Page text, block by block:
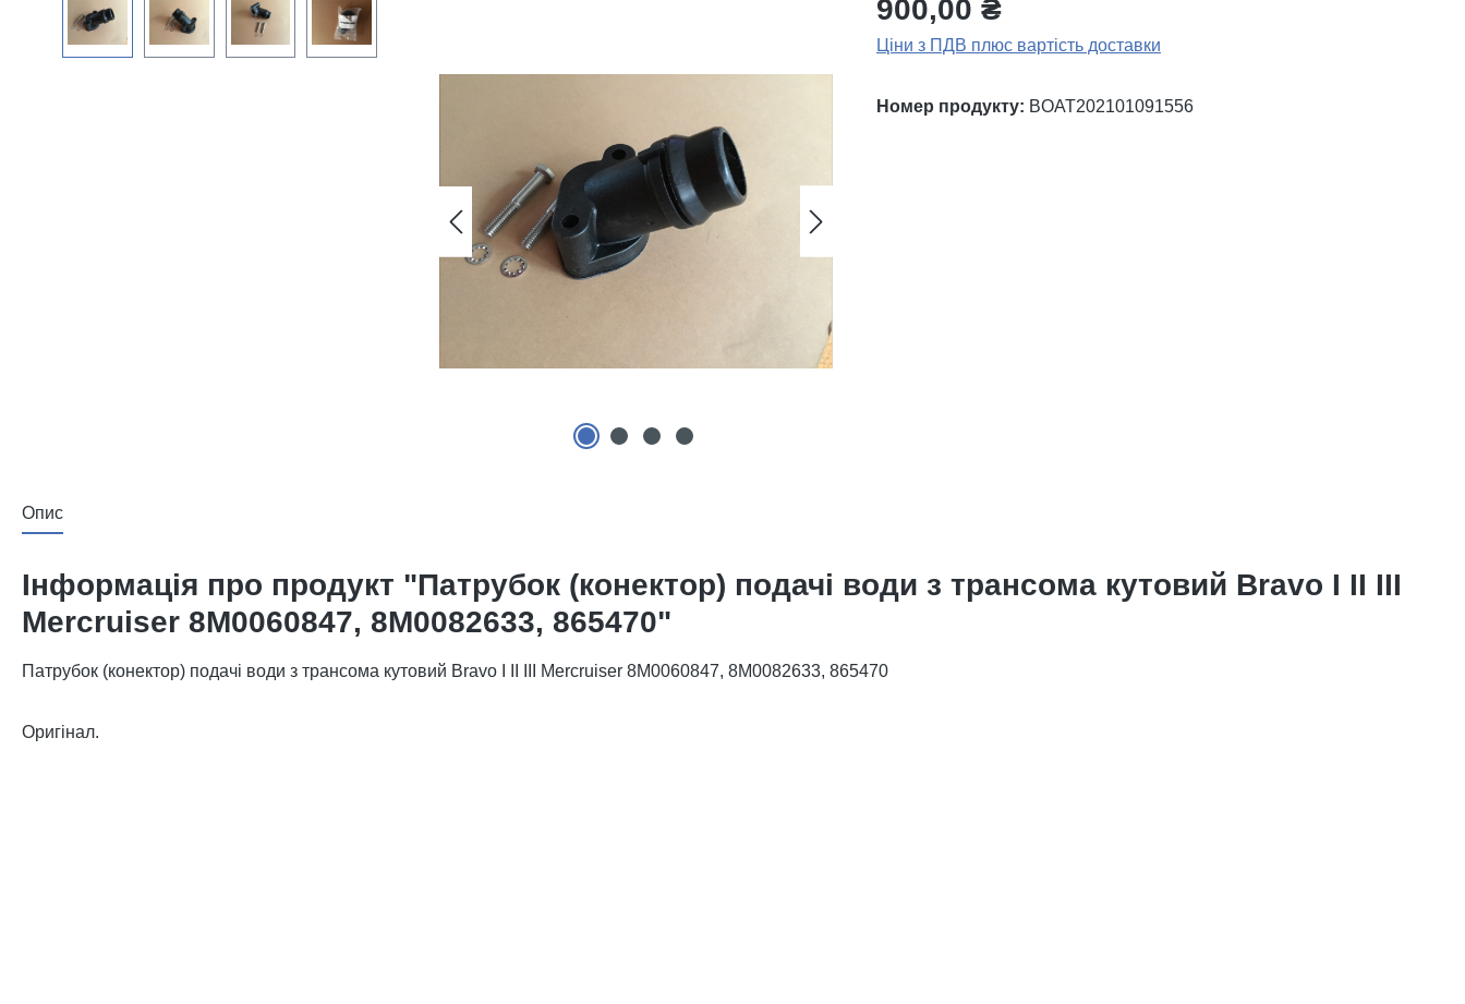
900,00 ₴
Ціни з ПДВ плюс вартість доставки
Номер продукту: BOAT202101091556
Опис
Інформація про продукт "Патрубок (конектор) подачі води з трансома кутовий Bravo I II III
Mercruiser 8M0060847, 8M0082633, 865470"
Патрубок (конектор) подачі води з трансома кутовий Bravo I II III Mercruiser 8M0060847, 8M0082633, 865470
Оригінал.